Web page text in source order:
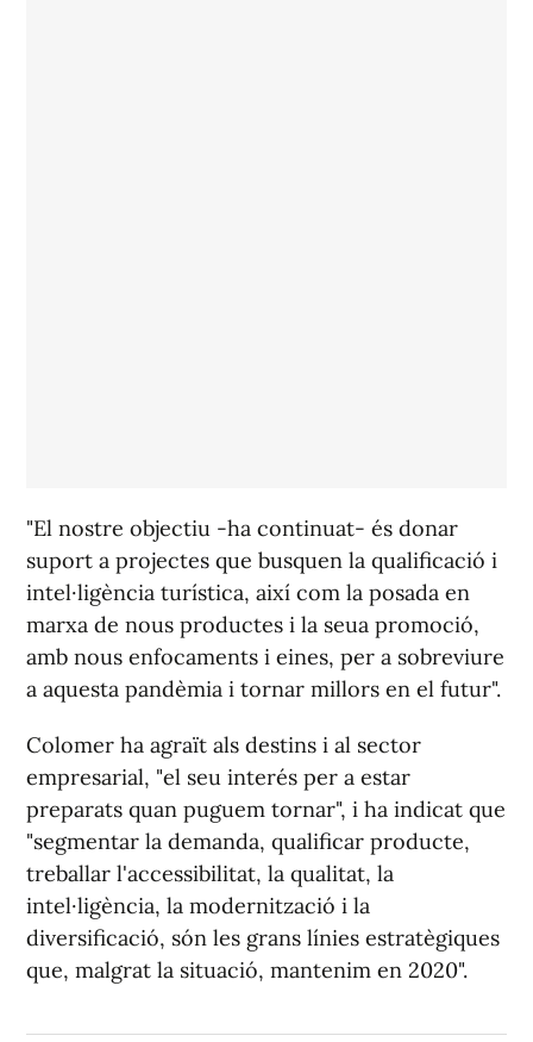
"El nostre objectiu -ha continuat- és donar
suport a projectes que busquen la qualificació i
intel·ligència turística, així com la posada en
marxa de nous productes i la seua promoció,
amb nous enfocaments i eines, per a sobreviure
a aquesta pandèmia i tornar millors en el futur".
Colomer ha agraït als destins i al sector
empresarial, "el seu interés per a estar
preparats quan puguem tornar", i ha indicat que
"segmentar la demanda, qualificar producte,
treballar l'accessibilitat, la qualitat, la
intel·ligència, la modernització i la
diversificació, són les grans línies estratègiques
que, malgrat la situació, mantenim en 2020".